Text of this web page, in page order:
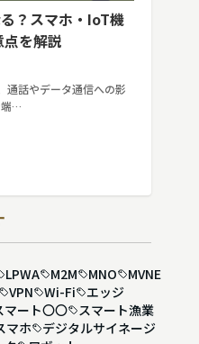
？スマホ・IoT機
を解説
通話やデータ通信への影
端…
LPWA M2M MNO
MVNE
VPN Wi-Fi
エッジ
マート〇〇
スマート漁業
マホ
デジタルサイネージ